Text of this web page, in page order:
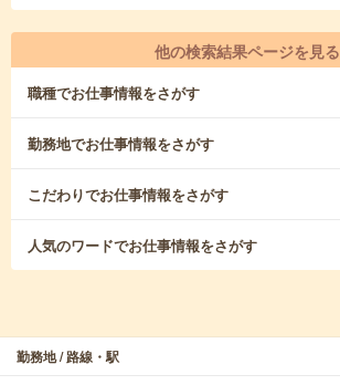
他の検索結果ページを見る
職種でお仕事情報をさがす
勤務地でお仕事情報をさがす
こだわりでお仕事情報をさがす
人気のワードでお仕事情報をさがす
勤務地 / 路線・駅